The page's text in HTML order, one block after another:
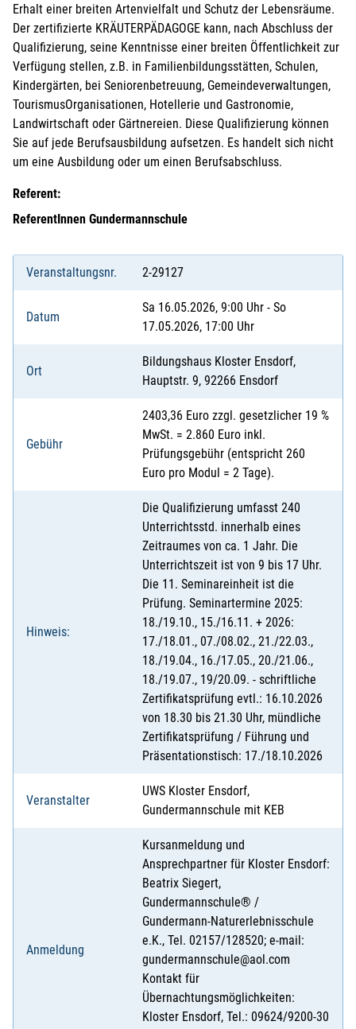
Erhalt einer breiten Artenvielfalt und Schutz der Lebensräume.
Der zertifizierte KRÄUTERPÄDAGOGE kann, nach Abschluss der
Qualifizierung, seine Kenntnisse einer breiten Öffentlichkeit zur
Verfügung stellen, z.B. in Familienbildungsstätten, Schulen,
Kindergärten, bei Seniorenbetreuung, Gemeindeverwaltungen,
TourismusOrganisationen, Hotellerie und Gastronomie,
Landwirtschaft oder Gärtnereien. Diese Qualifizierung können
Sie auf jede Berufsausbildung aufsetzen. Es handelt sich nicht
um eine Ausbildung oder um einen Berufsabschluss.
Referent:
ReferentInnen Gundermannschule
Veranstaltungsnr. 2-29127
Datum
Sa 16.05.2026, 9:00 Uhr - So
17.05.2026, 17:00 Uhr
Ort
Bildungshaus Kloster Ensdorf,
Hauptstr. 9, 92266 Ensdorf
Gebühr
2403,36 Euro zzgl. gesetzlicher 19 %
MwSt. = 2.860 Euro inkl.
Prüfungsgebühr (entspricht 260
Euro pro Modul = 2 Tage).
Hinweis:
Die Qualifizierung umfasst 240
Unterrichtsstd. innerhalb eines
Zeitraumes von ca. 1 Jahr. Die
Unterrichtszeit ist von 9 bis 17 Uhr.
Die 11. Seminareinheit ist die
Prüfung. Seminartermine 2025:
18./19.10., 15./16.11. + 2026:
17./18.01., 07./08.02., 21./22.03.,
18./19.04., 16./17.05., 20./21.06.,
18./19.07., 19/20.09. - schriftliche
Zertifikatsprüfung evtl.: 16.10.2026
von 18.30 bis 21.30 Uhr, mündliche
Zertifikatsprüfung / Führung und
Präsentationstisch: 17./18.10.2026
Veranstalter
UWS Kloster Ensdorf,
Gundermannschule mit KEB
Anmeldung
Kursanmeldung und
Ansprechpartner für Kloster Ensdorf:
Beatrix Siegert,
Gundermannschule® /
Gundermann-Naturerlebnisschule
e.K., Tel. 02157/128520; e-mail:
gundermannschule@aol.com
Kontakt für
Übernachtungsmöglichkeiten:
Kloster Ensdorf, Tel.: 09624/9200-30